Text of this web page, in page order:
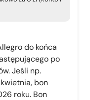
do końca
po
Jeśli np.
bon
roku. Bon